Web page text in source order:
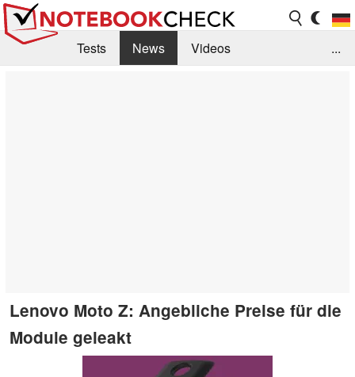
Tests News
Videos
...
Lenovo Moto Z: Angebliche Preise für die
Module geleakt